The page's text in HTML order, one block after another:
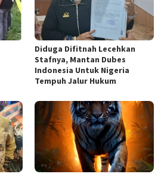
Diduga Difitnah Lecehkan
Stafnya, Mantan Dubes
Indonesia Untuk Nigeria
Tempuh Jalur Hukum